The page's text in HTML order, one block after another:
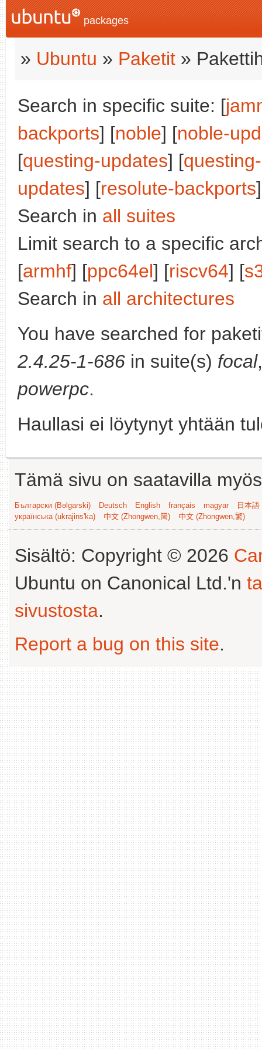
packages
» Ubuntu » Paketit »
Search in specific suite: [
backports] [noble] [noble-
[questing-updates] [
updates] [resolute-backports
Search in all suites
Limit search to a specific
[armhf] [ppc64el] [riscv64] [
Search in all architectures
You have searched for
2.4.25-1-686 in suite(s) focal
powerpc.
Haullasi ei löytynyt yhtään
Tämä sivu on saatavilla
Български (Bəlgarski) Deutsch English français magyar
日本
українська (ukrajins'ka)
中文 (Zhongwen,简) 中文 (Zhongwen,繁)
Sisältö: Copyright © 2026
Ubuntu on Canonical Ltd.'n
sivustosta.
Report a bug on this site.